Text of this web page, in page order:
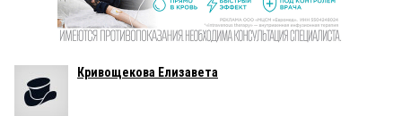
Кривощекова Елизавета